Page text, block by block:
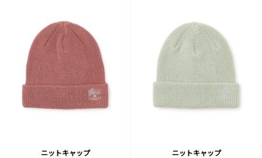
ニットキャップ
ニットキャップ